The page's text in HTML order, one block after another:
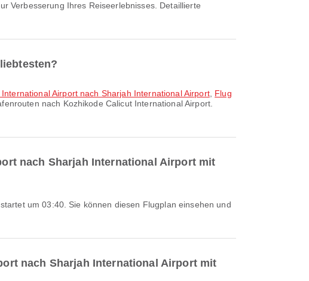
Airport nach Sharjah International Airport, Flug
nach Kozhikode Calicut International Airport.
nach Sharjah International Airport mit
nach Sharjah International Airport mit